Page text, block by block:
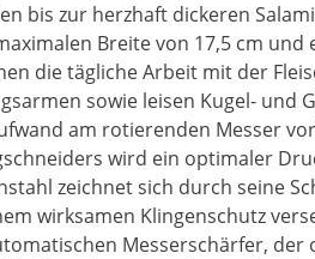
bis zur herzhaft dickeren
Breite von 17,5 cm
die tägliche Arbeit mit der
sowie leisen Kugel- und
am rotierenden Messer
wird ein optimaler
zeichnet sich durch seine
wirksamen Klingenschutz
Messerschärfer, der